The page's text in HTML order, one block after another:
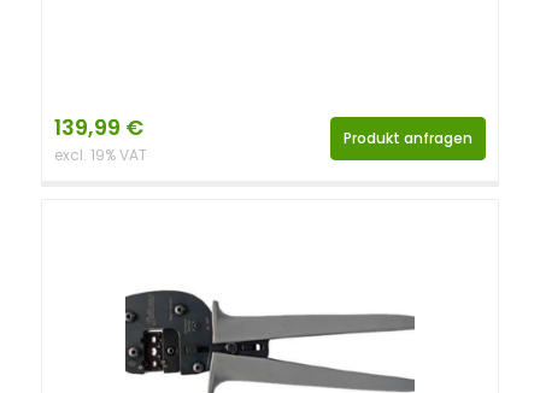
139,99 €
excl. 19% VAT
Produkt anfragen